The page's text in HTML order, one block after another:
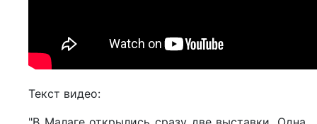
Текст видео: